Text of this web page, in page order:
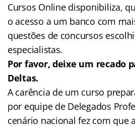
Cursos Online disponibiliza,
o acesso a um banco com
questões de concursos
especialistas.
Por favor, deixe um recado
Deltas.
A carência de um curso
por equipe de Delegados
cenário nacional fez com que a